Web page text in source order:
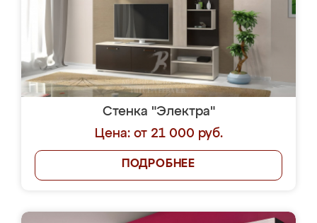
Стенка "Электра"
Цена: от 21 000 руб.
ПОДРОБНЕЕ